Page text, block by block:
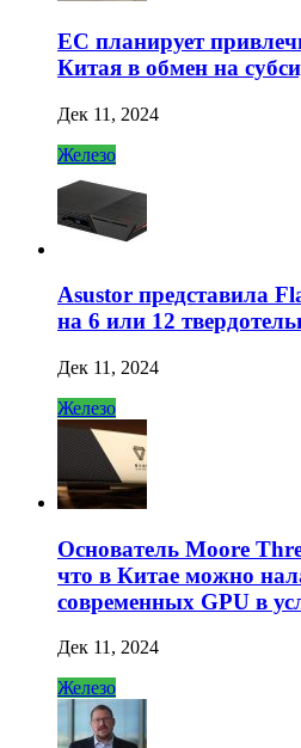
ЕС планирует
Китая в обмен на
Дек 11, 2024
Железо
Asustor представила
на 6 или 12
Дек 11, 2024
Железо
Основатель Moore
что в Китае можно
современных GPU в
Дек 11, 2024
Железо